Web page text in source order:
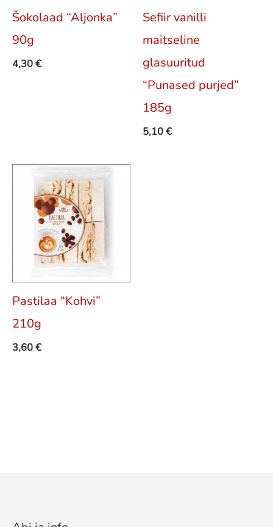
Šokolaad “Aljonka”
90g
4,30€
Sefiir vanilli
maitseline
glasuuritud
“Punased purjed”
185g
5,10€
Pastilaa “Kohvi”
210g
3,60€